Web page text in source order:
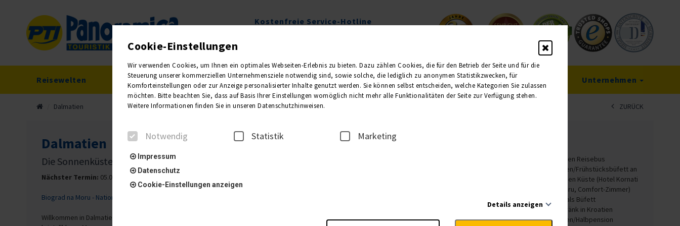
Kostenfreie Service-Hotline
Reisewelten Reisekalender Newsletter Kataloge Service Unternehmen
Dalmatien ZURÜCK
Dalmatien
Die Sonnenküste Kroatiens!
Nächster Termin: 05.09. - 14.09.2026 (10 Tage)
Biograd na Moru - Nationalpark Krka - Trogir - Split - Zadar - Weinverkostung - Krka
Willkommen in Dalmatien und in der Kvarner Bucht, einer der schönsten Regionen Kroatiens und des Mittelmeers! Hier, am Ufer des
Fahrt im modernen Reisebus
7 Übernachtungen/Frühstücksbüfett an
der Dalmatinischen Küste (Hotel Kornati
in Biograd Na Moru, Comfort-Zimmer)
7x Abendessen als Büfett
Begrüßungsgetränk in Kroatien
2 Übernachtungen/Halbpension
Cookie-Einstellungen
Wir verwenden Cookies, um Ihnen ein optimales Webseiten-Erlebnis zu bieten. Dazu zählen Cookies, die für den Betrieb der Seite und für die
Steuerung unserer kommerziellen Unternehmensziele notwendig sind, sowie solche, die lediglich zu anonymen Statistikzwecken, für
Komforteinstellungen oder zur Anzeige personalisierter Inhalte genutzt werden. Sie können selbst entscheiden, welche Kategorien Sie zulassen
möchten. Bitte beachten Sie, dass auf Basis Ihrer Einstellungen womöglich nicht mehr alle Funktionalitäten der Seite zur Verfügung stehen.
Weitere Informationen finden Sie in unseren Datenschutzhinweisen.
Notwendig Statistik Marketing
Impressum
Datenschutz
Cookie-Einstellungen anzeigen
Details anzeigen